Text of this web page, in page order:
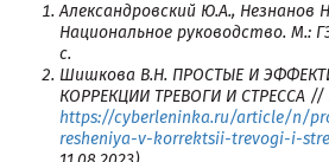
Александровский Ю.А., Незнанов
Национальное руководство. М.:
с.
Шишкова В.Н. ПРОСТЫЕ И
КОРРЕКЦИИ ТРЕВОГИ И СТРЕССА //
https://cyberleninka.ru/article/n/
resheniya-v-korrektsii-trevogi-i-